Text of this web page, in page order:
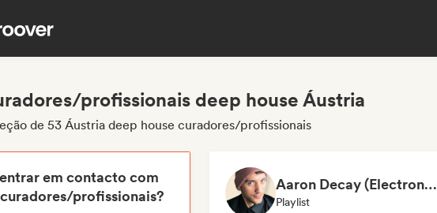
profissionais deep house Áustria
de 53 Áustria deep house curadores/profissionais
em contacto com
profissionais?
Aaron Decay (Electronic Dream & Chill Electronic Dream playlists)
Playlist